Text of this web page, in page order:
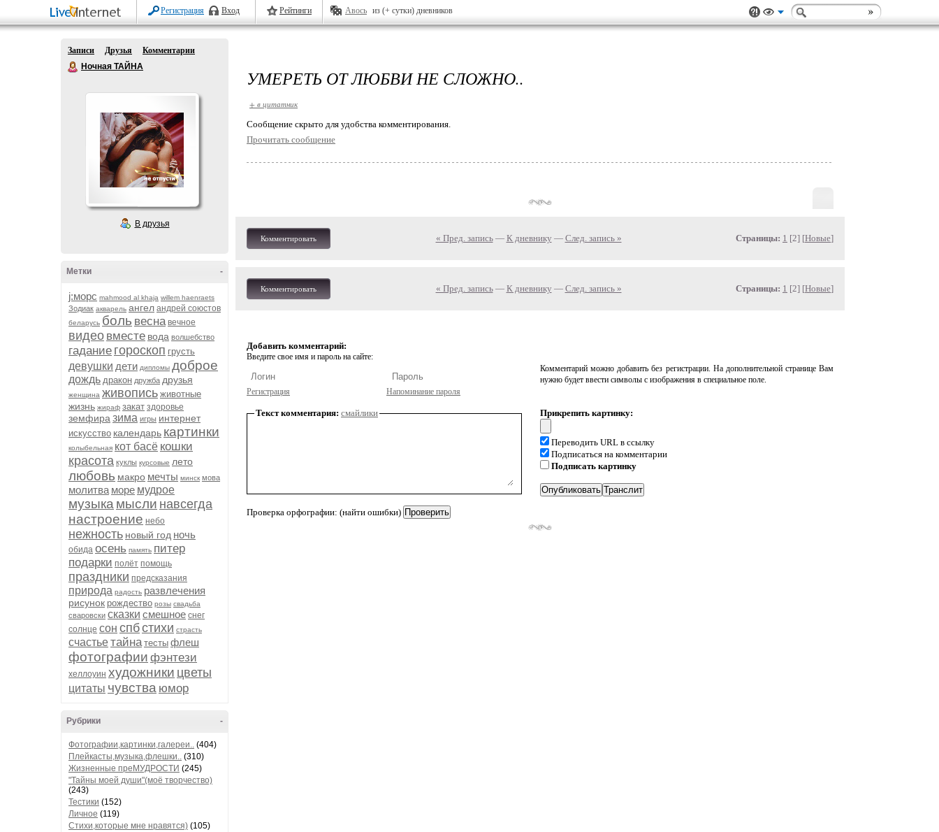
Регистрация Вход Рейтинги Авось из (+ сутки) дневников
Записи Друзья
Комментарии
Ночная ТАЙНА
В друзья
-
Метки
j:морс mahmood al khaja willem haenraets
Зодиак акварель ангел андрей союстов
беларусь боль весна вечное
видео вместе вода волшебство
гадание гороскоп грусть
девушки дети дипломы доброе
дождь дракон дружба друзья
женщина живопись животные
жизнь жираф закат здоровье
земфира зима игры интернет
искусство календарь картинки
колыбельная кот басё кошки
красота куклы курсовые лето
любовь макро мечты минск мова
молитва море мудрое
музыка мысли навсегда
настроение небо
нежность новый год ночь
обида осень память питер
подарки полёт помощь
праздники предсказания
природа радость развлечения
рисунок рождество розы свадьба
сваровски сказки смешное снег
солнце сон спбстихи страсть
счастьетайна тесты флеш
фотографии фэнтези
хеллоуин художники цветы
цитаты чувства юмор
-
Рубрики
Фотографии,картинки,галереи.. (404)
Плейкасты,музыка,флешки.. (310)
Жизненные преМУДРОСТИ (245)
"Тайны моей души"(моё творчество)
(243)
Тестики (152)
Личное (119)
Стихи,которые мне нравятся) (105)
УМЕРЕТЬ ОТ ЛЮБВИ НЕ СЛОЖНО..
+ в цитатник
Cообщение скрыто для удобства комментирования.
Прочитать сообщение
Комментировать « Пред. запись— К дневнику — След. запись » Страницы: 1 [2] [Новые]
Комментировать « Пред. запись— К дневнику — След. запись » Страницы: 1 [2] [Новые]
Добавить комментарий:
Введите свое имя и пароль на сайте:
Регистрация Напоминание пароля
Комментарий можно добавить без регистрации. На дополнительной странице Вам
нужно будет ввести символы с изображения в специальное поле.
Текст комментария: смайлики
Проверка орфографии: (найти ошибки)
Прикрепить картинку:
Переводить URL в ссылку
Подписаться на комментарии
Подписать картинку